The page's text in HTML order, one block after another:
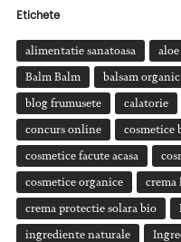
Etichete
alimentatie sanatoasa
Balm Balm balsam organic
blog frumusete calatorie
concurs online cosmetice
cosmetice facute acasa
cosmetice organice crema
crema protectie solara bio
ingrediente naturale